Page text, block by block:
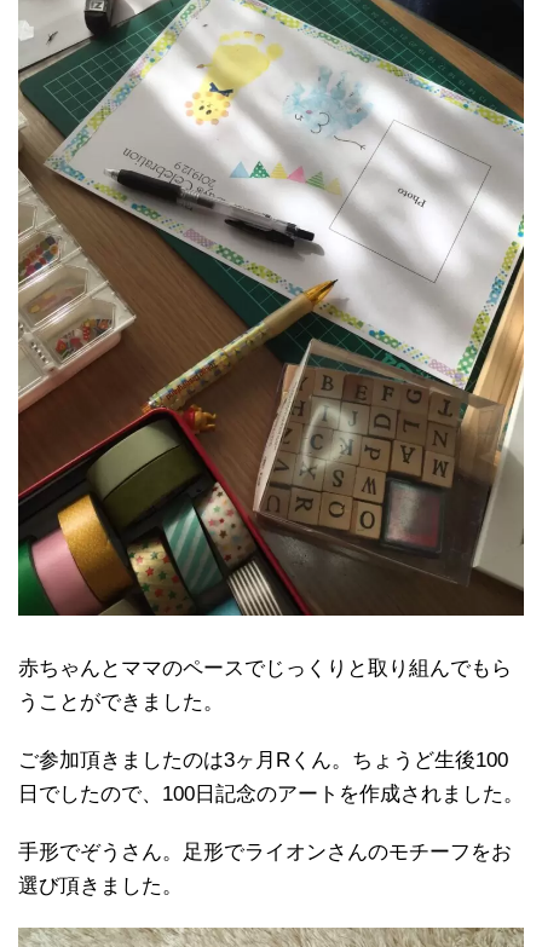
赤ちゃんとママのペースでじっくりと取り組んでもら
うことができました。
ご参加頂きましたのは3ヶ月Rくん。ちょうど生後100
日でしたので、100日記念のアートを作成されました。
手形でぞうさん。足形でライオンさんのモチーフをお
選び頂きました。